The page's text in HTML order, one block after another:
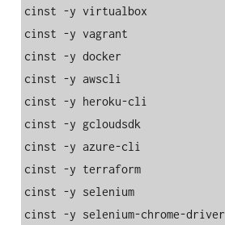
cinst -y virtualbox
cinst -y vagrant
cinst -y docker
cinst -y awscli
cinst -y heroku-cli
cinst -y gcloudsdk
cinst -y azure-cli
cinst -y terraform
cinst -y selenium
cinst -y selenium-chrome-driver